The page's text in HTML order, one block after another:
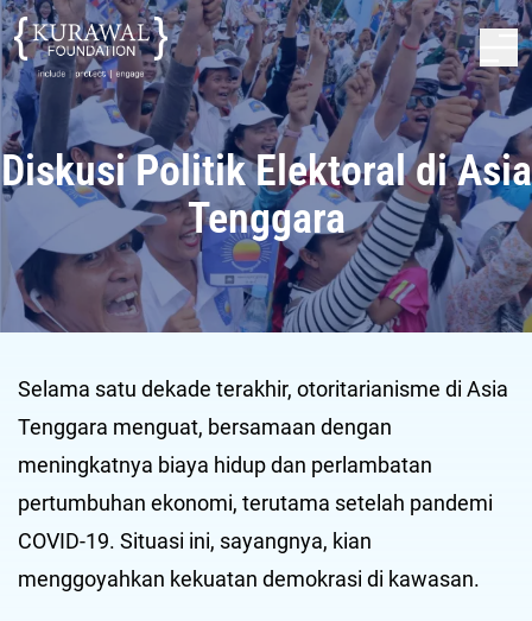
Diskusi Politik Elektoral di Asia
Tenggara
Selama satu dekade terakhir, otoritarianisme di Asia
Tenggara menguat, bersamaan dengan
meningkatnya biaya hidup dan perlambatan
pertumbuhan ekonomi, terutama setelah pandemi
COVID-19. Situasi ini, sayangnya, kian
menggoyahkan kekuatan demokrasi di kawasan.